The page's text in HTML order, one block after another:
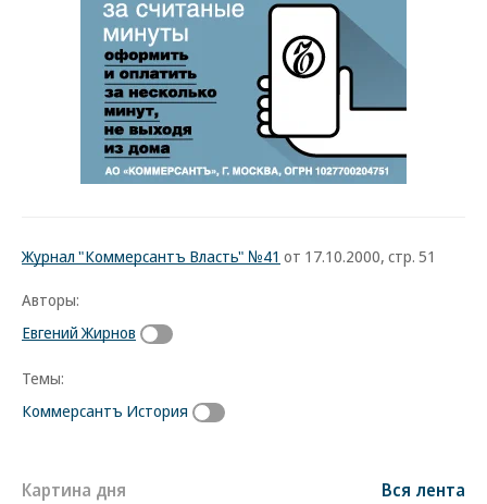
Журнал "Коммерсантъ Власть" №41 от 17.10.2000, стр. 51
Авторы:
Евгений Жирнов
Темы:
Коммерсантъ История
Картина дня Вся лента